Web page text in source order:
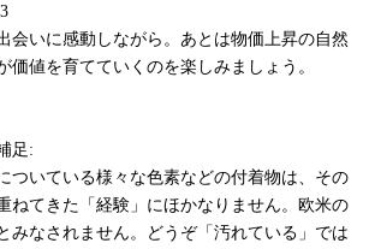
会いに感動しながら。あとは物価上昇の自然
価値を育てていくのを楽しみましょう。
足:
ついている様々な色素などの付着物は、その
ねてきた「経験」にほかなりません。欧米の
みなされません。どうぞ「汚れている」では